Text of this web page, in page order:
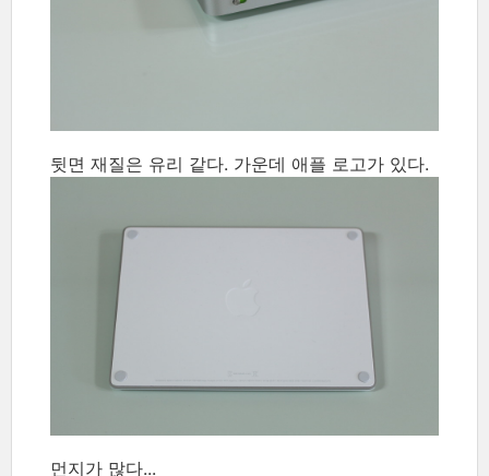
뒷면 재질은 유리 같다. 가운데 애플 로고가 있다.
먼지가 많다...